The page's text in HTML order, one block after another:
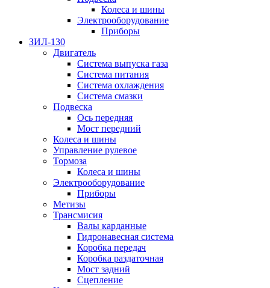
Колеса и шины
Электрооборудование
Приборы
ЗИЛ-130
Двигатель
Система выпуска газа
Система питания
Система охлаждения
Система смазки
Подвеска
Ось передняя
Мост передний
Колеса и шины
Управление рулевое
Тормоза
Колеса и шины
Электрооборудование
Приборы
Метизы
Трансмисия
Валы карданные
Гидронавесная система
Коробка передач
Коробка раздаточная
Мост задний
Сцепление